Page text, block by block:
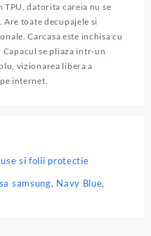
datorita careia nu se
toate decupajele si
Carcasa este inchisa cu
Capacul se pliaza intr-un
vizionarea libera a
internet.
si folii protectie
samsung, Navy Blue,